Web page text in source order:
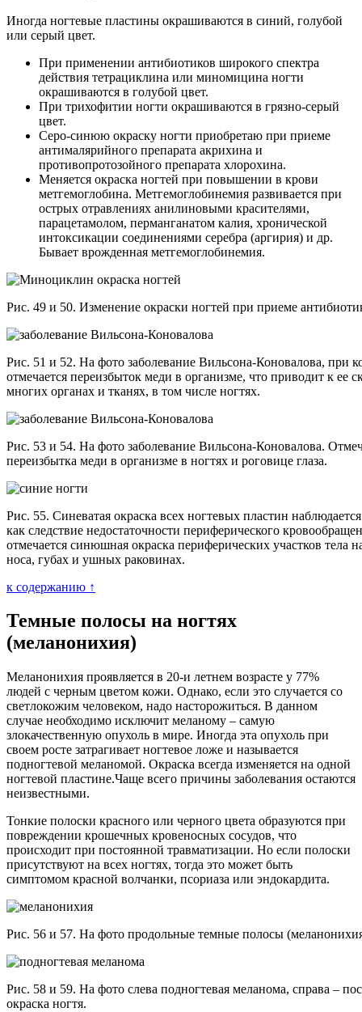
Иногда ногтевые пластины окрашиваются в синий, голубой
или серый цвет.
При применении антибиотиков широкого спектра
действия тетрациклина или миномицина ногти
окрашиваются в голубой цвет.
При трихофитии ногти окрашиваются в грязно-серый
цвет.
Серо-синюю окраску ногти приобретаю при приеме
антималярийного препарата акрихина и
противопротозойного препарата хлорохина.
Меняется окраска ногтей при повышении в крови
метгемоглобина. Метгемоглобинемия развивается при
острых отравлениях анилиновыми красителями,
парацетамолом, перманганатом калия, хронической
интоксикации соединениями серебра (аргирия) и др.
Бывает врожденная метгемоглобинемия.
Рис. 49 и 50. Изменение окраски ногтей при приеме
Рис. 51 и 52. На фото заболевание Вильсона-Коновалова, при
отмечается переизбыток меди в организме, что приводит к ее
многих органах и тканях, в том числе ногтях.
Рис. 53 и 54. На фото заболевание Вильсона-Коновалова.
переизбытка меди в организме в ногтях и роговице глаза.
Рис. 55. Синеватая окраска всех ногтевых пластин
как следствие недостаточности периферического
отмечается синюшная окраска периферических участков тела
носа, губах и ушных раковинах.
к содержанию ↑
Темные полосы на ногтях
(меланонихия)
Меланонихия проявляется в 20-и летнем возрасте у 77%
людей с черным цветом кожи. Однако, если это случается со
светлокожим человеком, надо насторожиться. В данном
случае необходимо исключит меланому – самую
злокачественную опухоль в мире. Иногда эта опухоль при
своем росте затрагивает ногтевое ложе и называется
подногтевой меланомой. Окраска всегда изменяется на одной
ногтевой пластине.Чаще всего причины заболевания остаются
неизвестными.
Тонкие полоски красного или черного цвета образуются при
повреждении крошечных кровеносных сосудов, что
происходит при постоянной травматизации. Но если полоски
присутствуют на всех ногтях, тогда это может быть
симптомом красной волчанки, псориаза или эндокардита.
Рис. 56 и 57. На фото продольные темные полосы
Рис. 58 и 59. На фото слева подногтевая меланома, справа –
окраска ногтя.